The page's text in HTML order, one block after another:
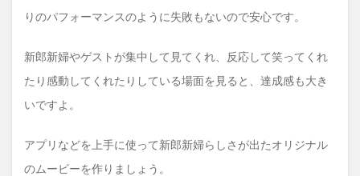
りのパフォーマンスのように失敗もないので安心です。
新郎新婦やゲストが集中して見てくれ、反応して笑ってくれ
たり感動してくれたりしている場面を見ると、達成感も大き
いですよ。
アプリなどを上手に使って新郎新婦らしさが出たオリジナル
のムービーを作りましょう。